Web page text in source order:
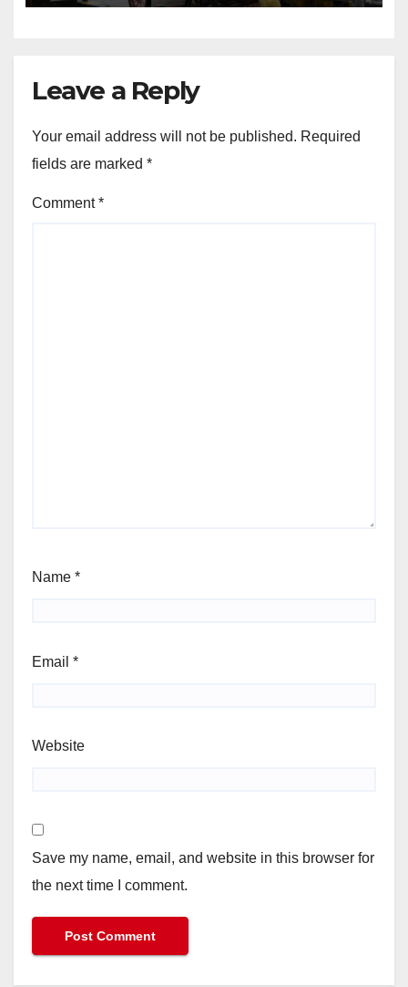
Leave a Reply
Your email address will not be published. Required
fields are marked *
Comment*
Name *
Email *
Website
Save my name, email, and website in this browser for
the next time I comment.